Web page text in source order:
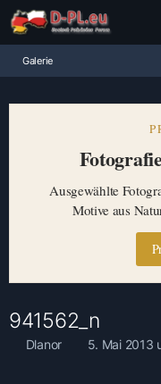
Galerie
Ausgewählte
Motive aus
941562_n
Dlanor 5. Mai 2013